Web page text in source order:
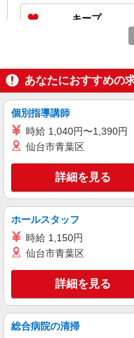
手当 ・
・夜勤手
は勤続5
は除く） ◎賞与：基本給2.08ヶ月分/年支給 ◎残
キープ
介護ス
【介
ます。
当 ・（
手当 ・
は勤続5
は除く） ◎賞与：基本給2.08ヶ月分/年支給 ◎残
業時は別
東京
アルバイト パート
SOMPOケア 徳丸 小規模
★（
初任者研修
◎週20時
1,380円 ※居住支援特別手当は勤続5年目までの方
はさらに
東京
キープ
正社員
あなたにおすすめの
個別指導講師
時給 1,040円〜1,390円
仙台市青葉区
詳細を見る
ホールスタッフ
時給 1,150円
仙台市青葉区
詳細を見る
総合病院の清掃